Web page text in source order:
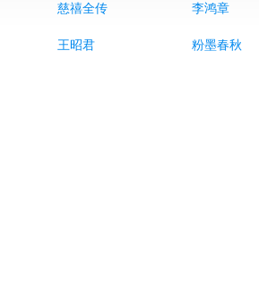
慈禧全传 李鸿章
王昭君 粉墨春秋